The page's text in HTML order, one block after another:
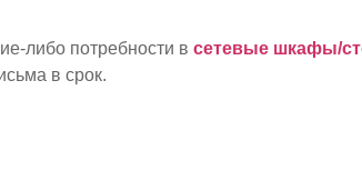
либо потребности в сетевые шкафы/
в срок.